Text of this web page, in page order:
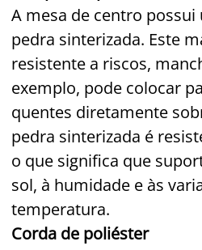
A mesa de centro
pedra sinterizada. Este
resistente a riscos,
exemplo, pode colocar
quentes diretamente
pedra sinterizada é
o que significa que
sol, à humidade e às
temperatura.
Corda de poliéster